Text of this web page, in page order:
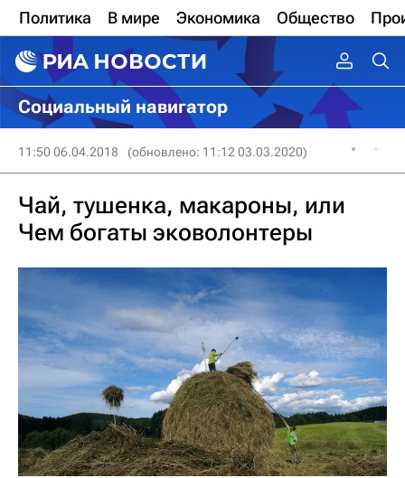
Политика В мире Экономика Общество
Социальный навигатор
11:50 06.04.2018 (обновлено: 11:12 03.03.2020)
Чай, тушенка, макароны, или
Чем богаты эковолонтеры